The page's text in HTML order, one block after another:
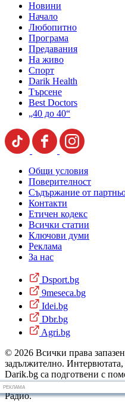
Новини
Начало
Любопитно
Програма
Предавания
На живо
Спорт
Darik Health
Търсене
Best Doctors
„40 до 40“
Общи условия
Поверителност
Съдържание от
Контакти
Етичен кодекс
Всички статии
Ключови думи
Реклама
За нас
Dsport.bg
9meseca.bg
Idei.bg
Dbr.bg
Agri.bg
© 2026 Всички права
задължително.
Darik.bg са подготвени с
Радио и новинарските
Радио.
РЕКЛАМА